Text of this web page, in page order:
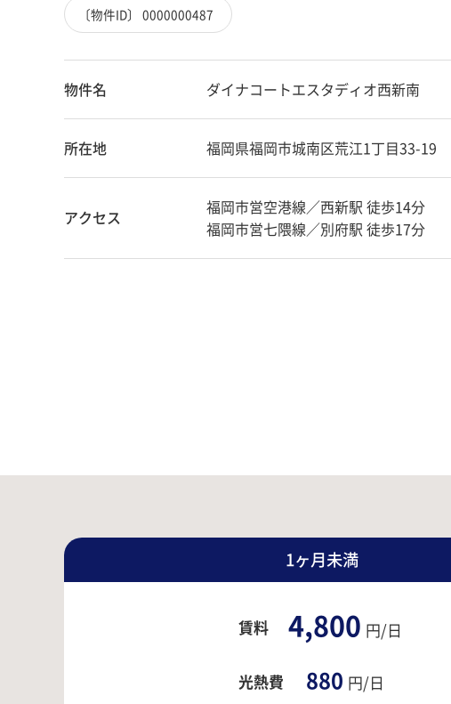
〔物件ID〕 0000000487
物件名 ダイナコートエスタディオ西新南
所在地 福岡県福岡市城南区荒江1丁目33-19
アクセス
福岡市営空港線／西新駅 徒歩14分
福岡市営七隈線／別府駅 徒歩17分
1ヶ月未満
賃料 4,800 円/日
光熱費 880 円/日